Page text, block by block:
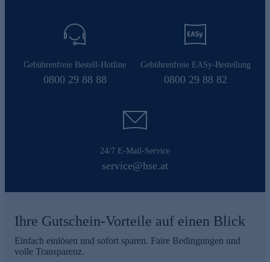
Gebührenfreie Bestell-Hotline
0800 29 88 88
Gebührenfreie EASy-Bestellung
0800 29 88 82
24/7 E-Mail-Service
service@hse.at
Ihre Gutschein-Vorteile auf einen Blick
Einfach einlösen und sofort sparen. Faire Bedingungen und
volle Transparenz.